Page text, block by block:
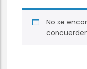
No se